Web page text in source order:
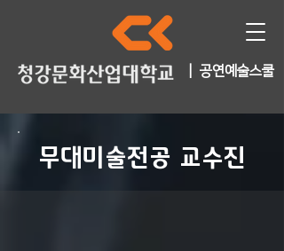
| 공연예술스쿨
무대미술전공 교수진